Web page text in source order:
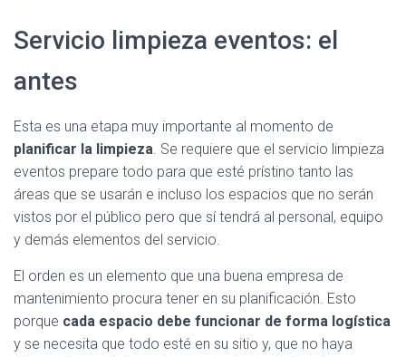
Servicio limpieza eventos: el
antes
Esta es una etapa muy importante al momento de
planificar la limpieza. Se requiere que el servicio limpieza
eventos prepare todo para que esté prístino tanto las
áreas que se usarán e incluso los espacios que no serán
vistos por el público pero que sí tendrá al personal, equipo
y demás elementos del servicio.
El orden es un elemento que una buena empresa de
mantenimiento procura tener en su planificación. Esto
porque cada espacio debe funcionar de forma logística
y se necesita que todo esté en su sitio y, que no haya